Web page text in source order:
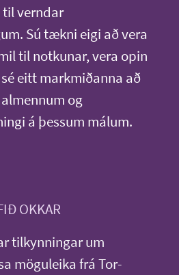
verndar
Sú tækni eigi að vera
til notkunar, vera opin
eitt markmiðanna að
og
á þessum málum.
OKKAR
tilkynningar um
möguleika frá Tor-